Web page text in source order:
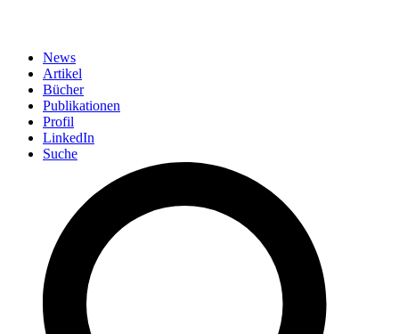
News
Artikel
Bücher
Publikationen
Profil
LinkedIn
Suche